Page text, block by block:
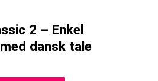
2 – Enkel
dansk tale